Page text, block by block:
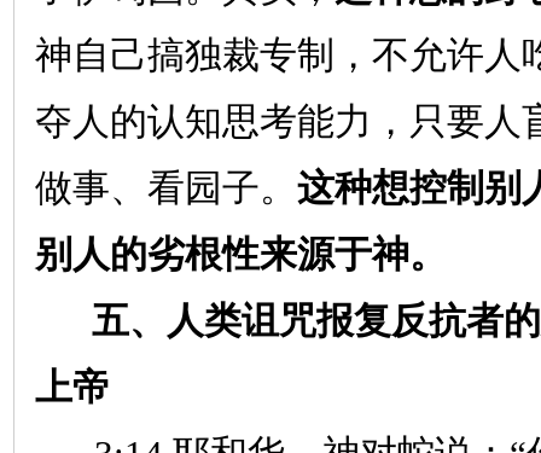
神自己搞独裁专制，不允许人
夺人的认知思考能力，只要人
做事、看园子。 这种想控制别
别人的劣根性来源于神。
五、人类诅咒报复反抗者
上帝